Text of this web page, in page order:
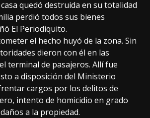
quedó destruida en su totalidad
perdió todos sus bienes
El Periodiquito.
el hecho huyó de la zona. Sin
dieron con él en las
terminal de pasajeros. Allí fue
a disposición del Ministerio
cargos por los delitos de
intento de homicidio en grado
a la propiedad.